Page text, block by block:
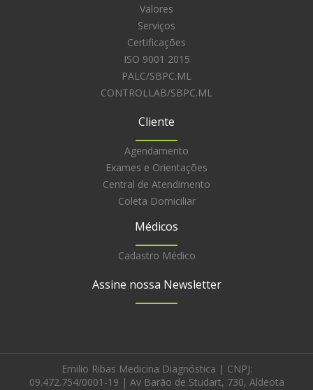
Valores
Serviços
Certificações
ISO 9001 2015
PALC/SBPC.ML
CONTROLLAB/SBPC.ML
Cliente
Agendamento
Exames e Orientações
Central de Atendimento
Coleta Domiciliar
Médicos
Cadastro Médico
Assine nossa Newsletter
Emilio Ribas Medicina Diagnóstica | CNPJ:
09.472.754/0001-19 | Av Barão de Studart, 730, Aldeota